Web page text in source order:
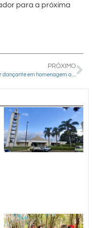
para a próxima
PRÓXIMO
Jantar dançante em homenagem ao Dia das Mães reúne famílias em Cândido de Abreu